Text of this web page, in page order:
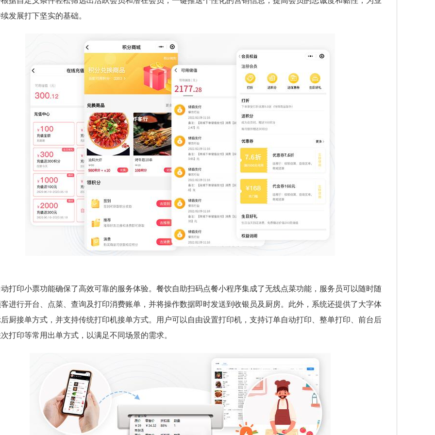
发展打下坚实的基础。
动打印小票功能确保了高效可靠的服务体验。餐饮自助扫码点餐小程序集成了无线点菜功能，服务员可以随时随
进行开台、点菜、查询及打印消费账单，并将操作数据即时发送到收银员及厨房。此外，系统还提供了大字体
厨接单方式，并支持传统打印机接单方式。用户可以自由设置打印机，支持订单自动打印、整单打印、前台后
打印等常用出单方式，以满足不同场景的需求。